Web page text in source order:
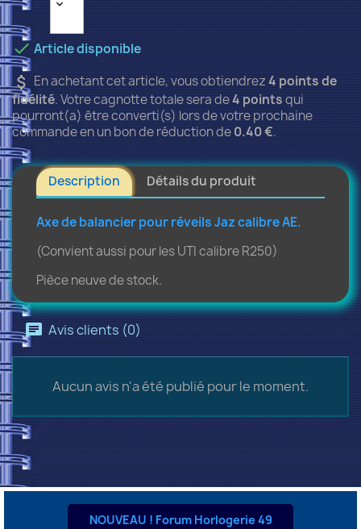
Article disponible
attach_moneyEn achetant cet article, vous obtiendrez4points de
fidélité. Votre cagnotte totale sera de4pointsqui
pourront(a) être converti(s) lors de votre prochaine
commande en un bon de réduction de0.40 €.
Description Détails du produit
Axe de balancier pour réveils Jaz calibre AE.
(Convient aussi pour les UTI calibre R250)
Pièce neuve de stock.
Avis clients (0)
Aucun avis n'a été publié pour le moment.
NOUVEAU ! Forum Horlogerie 49